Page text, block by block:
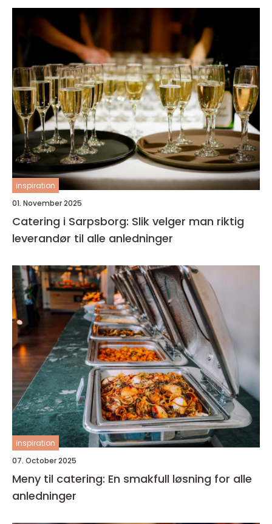
inspiration
01. November 2025
Catering i Sarpsborg: Slik velger man riktig
leverandør til alle anledninger
inspiration
07. October 2025
Meny til catering: En smakfull løsning for alle
anledninger